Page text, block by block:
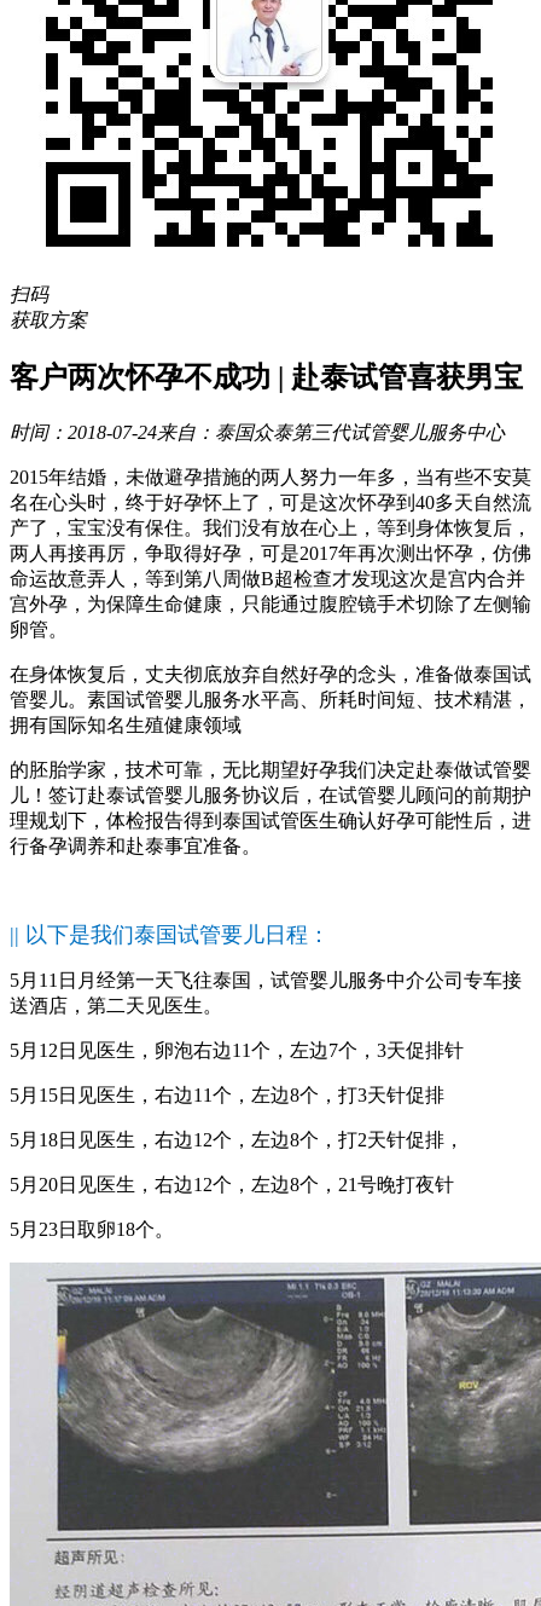
扫码
获取方案
客户两次怀孕不成功 | 赴泰试管喜获男宝
时间：2018-07-24来自：泰国众泰第三代试管婴儿服务中心
2015年结婚，未做避孕措施的两人努力一年多，当有些不安莫
名在心头时，终于好孕怀上了，可是这次怀孕到40多天自然流
产了，宝宝没有保住。我们没有放在心上，等到身体恢复后，
两人再接再厉，争取得好孕，可是2017年再次测出怀孕，仿佛
命运故意弄人，等到第八周做B超检查才发现这次是宫内合并
宫外孕，为保障生命健康，只能通过腹腔镜手术切除了左侧输
卵管。
在身体恢复后，丈夫彻底放弃自然好孕的念头，准备做泰国试
管婴儿。素国试管婴儿服务水平高、所耗时间短、技术精湛，
拥有国际知名生殖健康领域
的胚胎学家，技术可靠，无比期望好孕我们决定赴泰做试管婴
儿！签订赴泰试管婴儿服务协议后，在试管婴儿顾问的前期护
理规划下，体检报告得到泰国试管医生确认好孕可能性后，进
行备孕调养和赴泰事宜准备。
|| 以下是我们泰国试管要儿日程：
5月11日月经第一天飞往泰国，试管婴儿服务中介公司专车接
送酒店，第二天见医生。
5月12日见医生，卵泡右边11个，左边7个，3天促排针
5月15日见医生，右边11个，左边8个，打3天针促排
5月18日见医生，右边12个，左边8个，打2天针促排，
5月20日见医生，右边12个，左边8个，21号晚打夜针
5月23日取卵18个。